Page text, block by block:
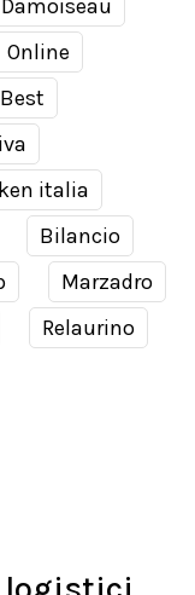
Damoiseau
Online
Best
italia
Bilancio
Marzadro
Relaurino